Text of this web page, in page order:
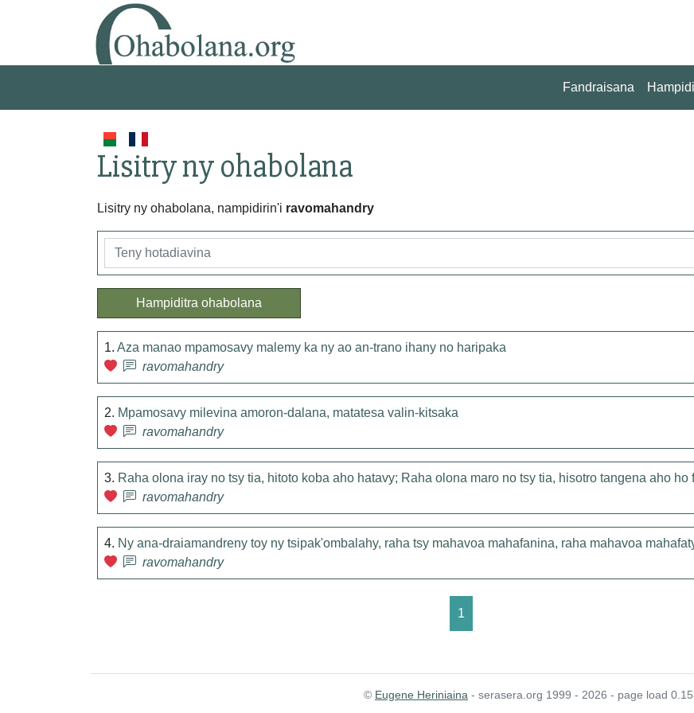
Fandraisana
Lisitry ny ohabolana
Lisitry ny ohabolana, nampidirin'i ravomahandry
Hampiditra ohabolana
1. Aza manao mpamosavy malemy ka ny ao an-trano ihany no haripaka
ravomahandry
2. Mpamosavy milevina amoron-dalana, matatesa valin-kitsaka
ravomahandry
3. Raha olona iray no tsy tia, hitoto koba aho hatavy; Raha olona maro no tsy tia, hisotro tangena aho ho
ravomahandry
4. Ny ana-draiamandreny toy ny tsipak'ombalahy, raha tsy mahavoa mahafanina, raha mahavoa
ravomahandry
1
© Eugene Heriniaina - serasera.org 1999 - 2026 - page load